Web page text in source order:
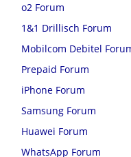
o2 Forum
1&1 Drillisch Forum
Mobilcom Debitel
Prepaid Forum
iPhone Forum
Samsung Forum
Huawei Forum
WhatsApp Forum